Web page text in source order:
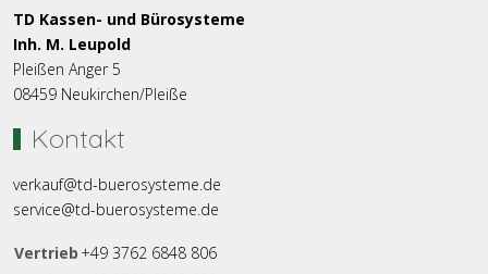
TD Kassen- und Bürosysteme
Inh. M. Leupold
Pleißen Anger 5
08459 Neukirchen/Pleiße
Kontakt
verkauf@td-buerosysteme.de
service@td-buerosysteme.de
Vertrieb +49 3762 6848 806